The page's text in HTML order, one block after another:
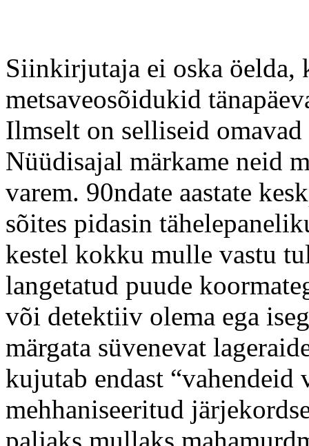
Siinkirjutaja ei oska öelda,
metsaveosõidukid
Ilmselt on selliseid
Nüüdisajal märkame neid
varem. 90ndate aastate
sõites pidasin
kestel kokku mulle vastu
langetatud puude
või detektiiv olema ega
märgata süvenevat
kujutab endast “vahendeid
mehhaniseeritud